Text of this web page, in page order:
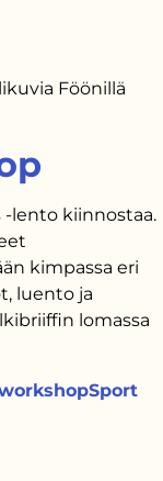
Föönillä
lento kiinnostaa.
kimpassa eri
luento ja
lomassa
Sport